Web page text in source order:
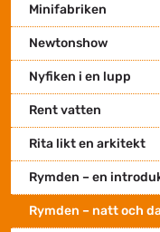
Minifabriken
Newtonshow
Nyfiken i en lupp
Rent vatten
Rita likt en arkitekt
Rymden – en
Rymden – natt och